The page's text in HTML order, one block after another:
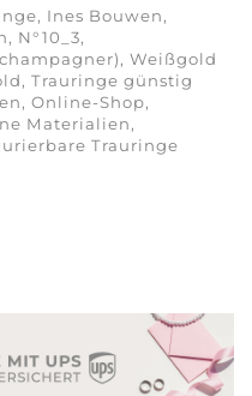
Ines Bouwen,
N°10_3,
Weißgold
Trauringe günstig
Online-Shop,
Materialien,
Trauringe